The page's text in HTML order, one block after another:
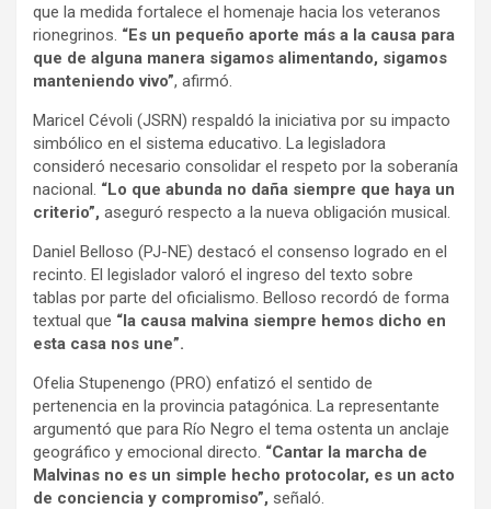
que la medida fortalece el homenaje hacia los veteranos
rionegrinos. “Es un pequeño aporte más a la causa para
que de alguna manera sigamos alimentando, sigamos
manteniendo vivo”, afirmó.
Maricel Cévoli (JSRN) respaldó la iniciativa por su impacto
simbólico en el sistema educativo. La legisladora
consideró necesario consolidar el respeto por la soberanía
nacional. “Lo que abunda no daña siempre que haya un
criterio”, aseguró respecto a la nueva obligación musical.
Daniel Belloso (PJ-NE) destacó el consenso logrado en el
recinto. El legislador valoró el ingreso del texto sobre
tablas por parte del oficialismo. Belloso recordó de forma
textual que “la causa malvina siempre hemos dicho en
esta casa nos une”.
Ofelia Stupenengo (PRO) enfatizó el sentido de
pertenencia en la provincia patagónica. La representante
argumentó que para Río Negro el tema ostenta un anclaje
geográfico y emocional directo. “Cantar la marcha de
Malvinas no es un simple hecho protocolar, es un acto
de conciencia y compromiso”, señaló.